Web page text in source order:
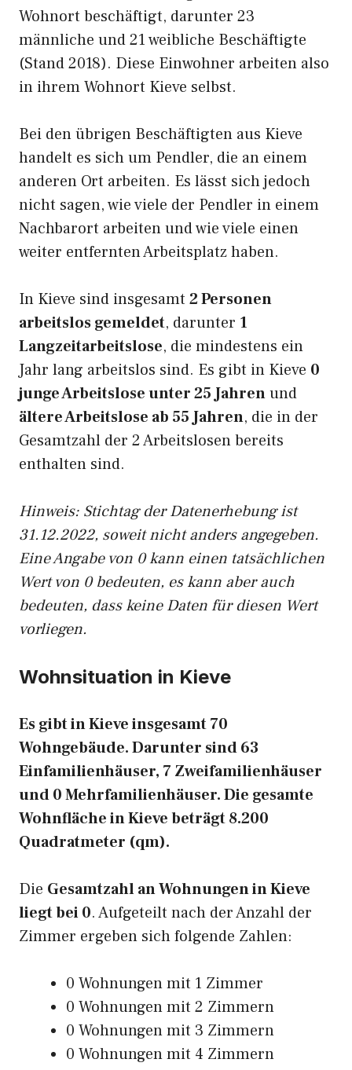
Wohnort beschäftigt, darunter 23
männliche und 21 weibliche Beschäftigte
(Stand 2018). Diese Einwohner arbeiten also
in ihrem Wohnort Kieve selbst.
Bei den übrigen Beschäftigten aus Kieve
handelt es sich um Pendler, die an einem
anderen Ort arbeiten. Es lässt sich jedoch
nicht sagen, wie viele der Pendler in einem
Nachbarort arbeiten und wie viele einen
weiter entfernten Arbeitsplatz haben.
In Kieve sind insgesamt 2 Personen
arbeitslos gemeldet, darunter 1
Langzeitarbeitslose, die mindestens ein
Jahr lang arbeitslos sind. Es gibt in Kieve 0
junge Arbeitslose unter 25 Jahrenund
ältere Arbeitslose ab 55 Jahren, die in der
Gesamtzahl der 2 Arbeitslosen bereits
enthalten sind.
Hinweis: Stichtag der Datenerhebung ist
31.12.2022, soweit nicht anders angegeben.
Eine Angabe von 0 kann einen tatsächlichen
Wert von 0 bedeuten, es kann aber auch
bedeuten, dass keine Daten für diesen Wert
vorliegen.
Wohnsituation in Kieve
Es gibt in Kieve insgesamt 70
Wohngebäude. Darunter sind 63
Einfamilienhäuser, 7 Zweifamilienhäuser
und 0 Mehrfamilienhäuser. Die gesamte
Wohnfläche in Kieve beträgt 8.200
Quadratmeter (qm).
Die Gesamtzahl an Wohnungen in Kieve
liegt bei 0. Aufgeteilt nach der Anzahl der
Zimmer ergeben sich folgende Zahlen:
0 Wohnungen mit 1 Zimmer
0 Wohnungen mit 2 Zimmern
0 Wohnungen mit 3 Zimmern
0 Wohnungen mit 4 Zimmern